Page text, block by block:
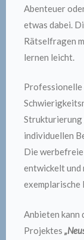
Abenteuer
etwas dabei.
Rätselfragen
lernen leicht.
Professionelle
Strukturierung
individuellen
Die
entwickelt und
exemplarische
Anbieten kann
Projektes